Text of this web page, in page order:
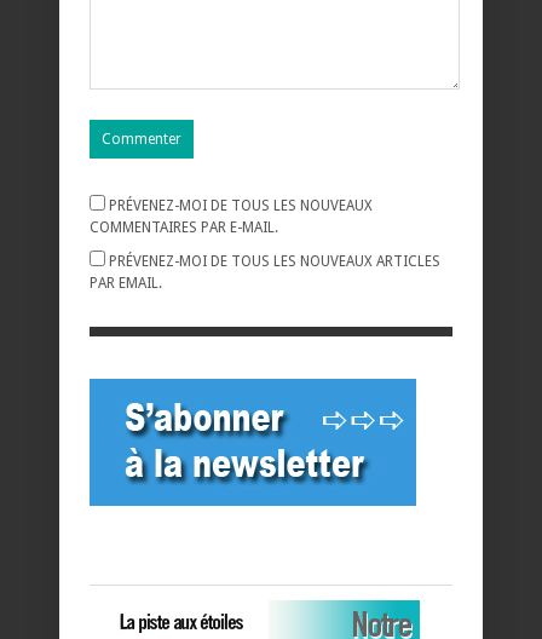
PRÉVENEZ-MOI DE TOUS LES NOUVEAUX
COMMENTAIRES PAR E-MAIL.
PRÉVENEZ-MOI DE TOUS LES NOUVEAUX ARTICLES
PAR EMAIL.